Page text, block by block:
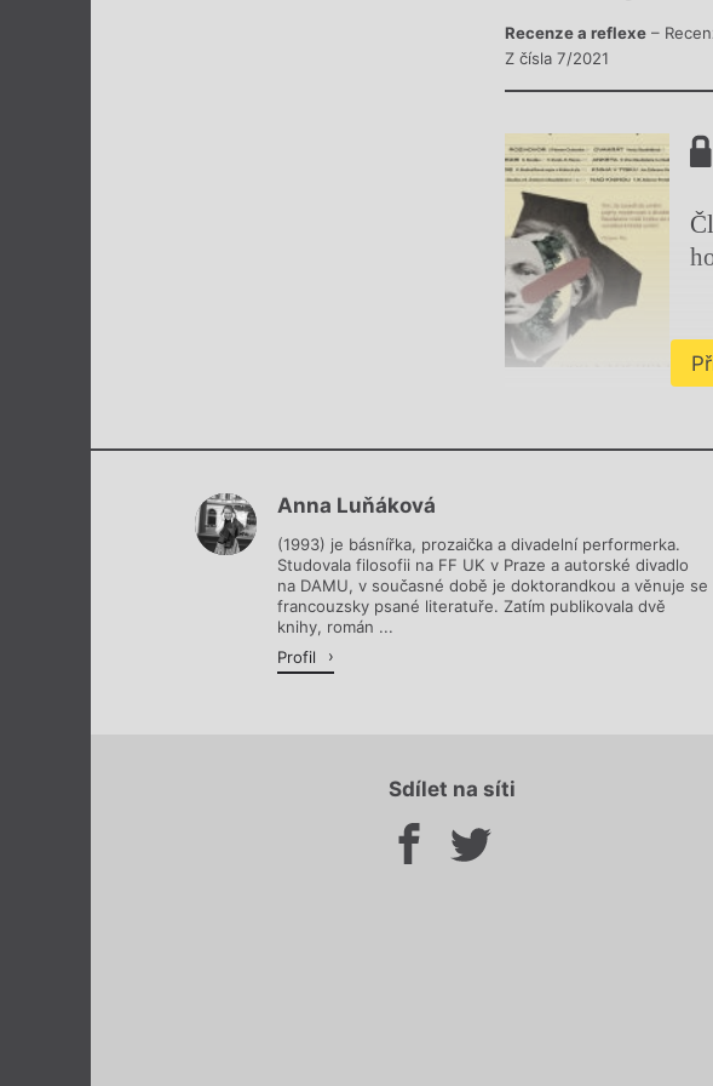
Recenze a reflexe –
Z čísla 7/2021
Anna Luňáková
(1993) je básnířka, prozaička a divadelní performerka.
Studovala filosofii na FF UK v Praze a autorské divadlo
na DAMU, v současné době je doktorandkou a věnuje se
francouzsky psané literatuře. Zatím publikovala dvě
knihy, román ...
Profil
Sdílet na síti